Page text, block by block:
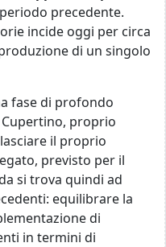
precedente.
incide oggi per circa
di un singolo
fase di profondo
proprio
il proprio
previsto per il
si trova quindi ad
equilibrare la
di
in termini di